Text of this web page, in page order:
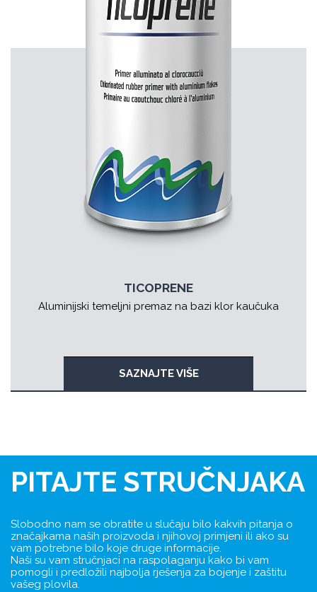
TICOPRENE
Aluminijski temeljni premaz na bazi klor kaučuka
SAZNAJTE VIŠE
PITAJTE STRUČNJAKA
Slobodno nam se obratite u slučaju bilo kakvih pitanja o
značajkama naših proizvoda i njihovoj primjeni ili ako su
vam potrebne bilo koje druge informacije.
Naši su vam stručnjaci na raspolaganju kako bi vam
pomogli i predložili najbolja rješenja za bojenje i zaštitu
vašeg plovila.